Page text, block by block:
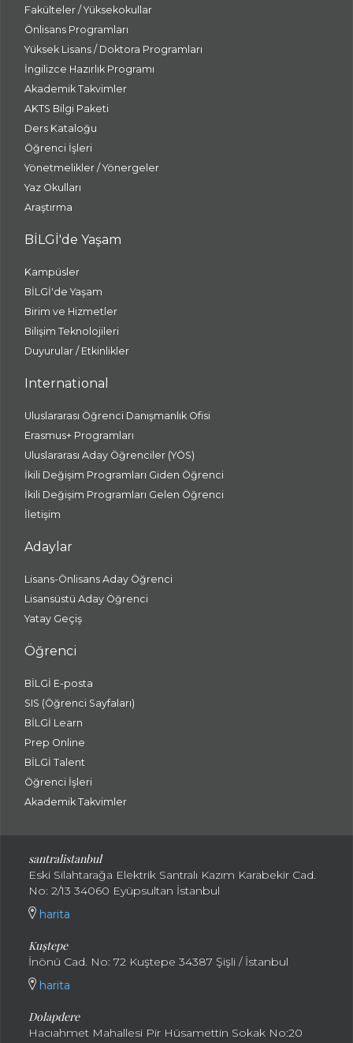
Fakülteler / Yüksekokullar
Önlisans Programları
Yüksek Lisans / Doktora Programları
İngilizce Hazırlık Programı
Akademik Takvimler
AKTS Bilgi Paketi
Ders Kataloğu
Öğrenci İşleri
Yönetmelikler / Yönergeler
Yaz Okulları
Araştırma
BİLGİ'de Yaşam
Kampüsler
BİLGİ'de Yaşam
Birim ve Hizmetler
Bilişim Teknolojileri
Duyurular / Etkinlikler
International
Uluslararası Öğrenci Danışmanlık Ofisi
Erasmus+ Programları
Uluslararası Aday Öğrenciler (YÖS)
İkili Değişim Programları Giden Öğrenci
İkili Değişim Programları Gelen Öğrenci
İletişim
Adaylar
Lisans-Önlisans Aday Öğrenci
Lisansüstü Aday Öğrenci
Yatay Geçiş
Öğrenci
BİLGİ E-posta
SIS (Öğrenci Sayfaları)
BİLGİ Learn
Prep Online
BİLGİ Talent
Öğrenci İşleri
Akademik Takvimler
santralistanbul
Eski Silahtarağa Elektrik Santralı Kazım Karabekir Cad.
No: 2/13 34060 Eyüpsultan İstanbul
harita
Kuştepe
İnönü Cad. No: 72 Kuştepe 34387 Şişli / İstanbul
harita
Dolapdere
Hacıahmet Mahallesi Pir Hüsamettin Sokak No:20